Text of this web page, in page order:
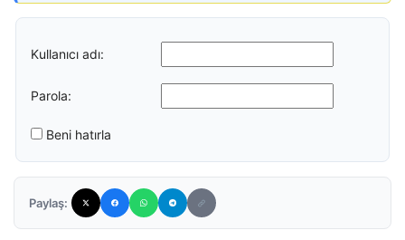
Kullanıcı adı:
Parola:
Beni hatırla
Paylaş: